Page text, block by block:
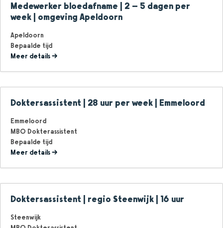
Medewerker bloedafname | 2 – 5 dagen per
week | omgeving Apeldoorn
Apeldoorn
Bepaalde tijd
Meer details
Doktersassistent | 28 uur per week | Emmeloord
Emmeloord
MBO Dokterassistent
Bepaalde tijd
Meer details
Doktersassistent | regio Steenwijk | 16 uur
Steenwijk